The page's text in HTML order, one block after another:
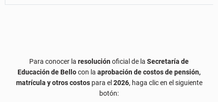
Para conocer la resoluciónoficial de la Secretaría de
Educación de Bellocon la aprobación de costos de pensión,
matrícula y otros costospara el2026, haga clic en el siguiente
botón: